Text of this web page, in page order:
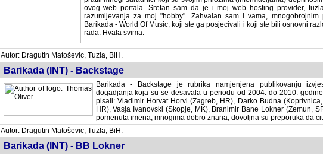
web portala. Sretan sam da je i moj web hosting provider,
razumijevanja za moj "hobby". Zahvalan sam i vama, mnogobrojnim
Barikada - World Of Music, koji ste ga posjecivali i koji ste bili osnovni
rada. Hvala svima.
Autor: Dragutin Matoševic, Tuzla, BiH.
Barikada (INT) - Backstage
Barikada - Backstage je rubrika namjenjena publikovanju
dogadjanja koja su se desavala u periodu od 2004. do 2010.
pisali: Vladimir Horvat Horvi (Zagreb, HR), Darko Budna
HR), Vasja Ivanovski (Skopje, MK), Branimir Bane Lokner (Zemun,
pomenuta imena, mnogima dobro znana, dovoljna su preporuka da
Autor: Dragutin Matoševic, Tuzla, BiH.
Barikada (INT) - BB Lokner